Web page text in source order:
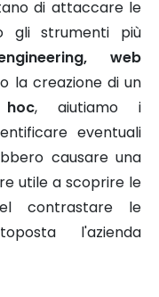
di attaccare le
gli strumenti più
web
la creazione di un
, aiutiamo i
eventuali
causare una
utile a scoprire le
contrastare le
l'azienda